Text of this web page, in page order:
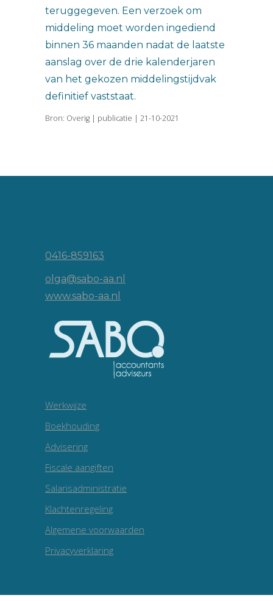
teruggegeven. Een verzoek om
middeling moet worden ingediend
binnen 36 maanden nadat de laatste
aanslag over de drie kalenderjaren
van het gekozen middelingstijdvak
definitief vaststaat.
Bron: Overig | publicatie | 21-10-2021
0416-859163
olga@sabo-aa.nl
www.sabo-aa.nl
Werkwijze
Boekhouding
Advisering
Fiscale aangiften
Salarisadministratie
Klachtenregeling
Algemene voorwaarden
Privacyverklaring